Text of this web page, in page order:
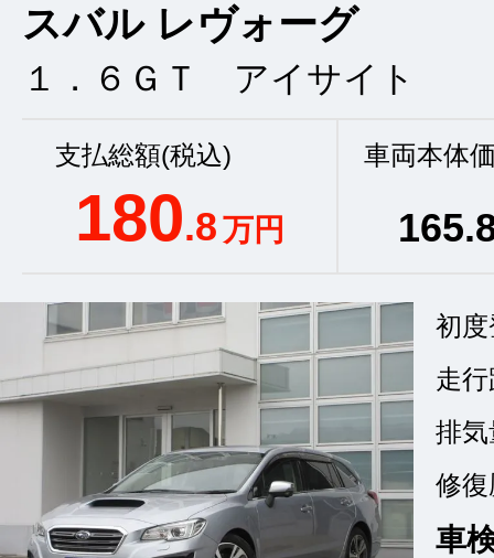
スバル レヴォーグ
１．６ＧＴ アイサイト
支払総額(税込)
180.8万円
車両本体
165
初
走
排気
修復
車